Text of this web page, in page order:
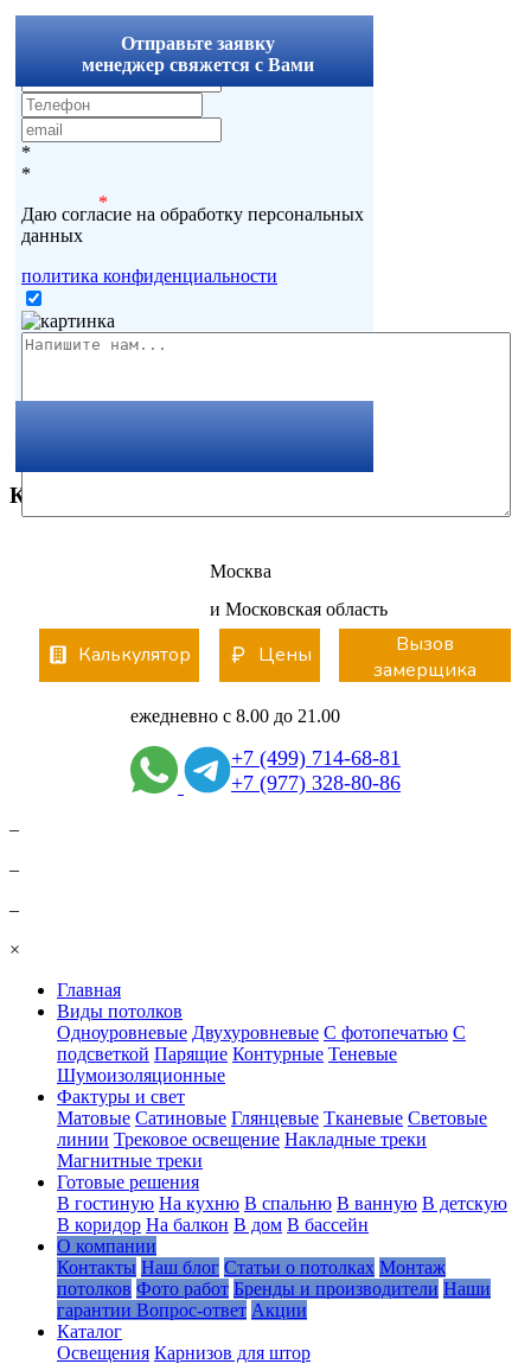
Отправьте заявку
менеджер свяжется с Вами
*
*
*
Даю согласие на обработку персональных
данных
политика конфиденциальности
Комментарии
Москва
и Московская область
Калькулятор Цены
Вызов
замерщика
ежедневно с 8.00 до 21.00
+7 (499) 714-68-81
+7 (977) 328-80-86
–
–
–
×
Главная
Виды потолков
Одноуровневые Двухуровневые С фотопечатью С
подсветкой Парящие Контурные Теневые
Шумоизоляционные
Фактуры и свет
Матовые Сатиновые Глянцевые Тканевые Световые
линии Трековое освещение Накладные треки
Магнитные треки
Готовые решения
В гостиную На кухню В спальню В ванную В детскую
В коридор На балкон В дом В бассейн
О компании
Контакты Наш блог Статьи о потолках Монтаж
потолков Фото работ Бренды и производители Наши
гарантии Вопрос-ответ Акции
Каталог
Освещения Карнизов для штор